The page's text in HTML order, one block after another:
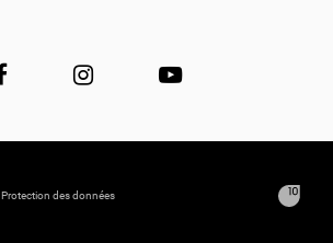
Protection des données